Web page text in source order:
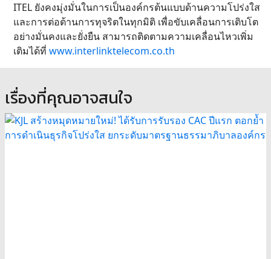
​ITEL ยังคงมุ่งมั่นในการเป็นองค์กรต้นแบบด้านความโปร่งใส
และการต่อต้านการทุจริตในทุกมิติ เพื่อขับเคลื่อนการเติบโต
อย่างมั่นคงและยั่งยืน สามารถติดตามความเคลื่อนไหวเพิ่ม
เติมได้ที่ www.interlinktelecom.co.th
เรื่องที่คุณอาจสนใจ